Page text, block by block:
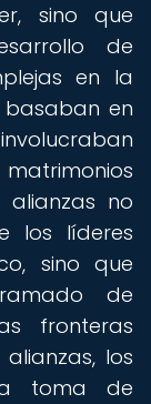
sino que
de
en la
basaban en
alianzas no
los líderes
sino que
de
fronteras
los
toma de